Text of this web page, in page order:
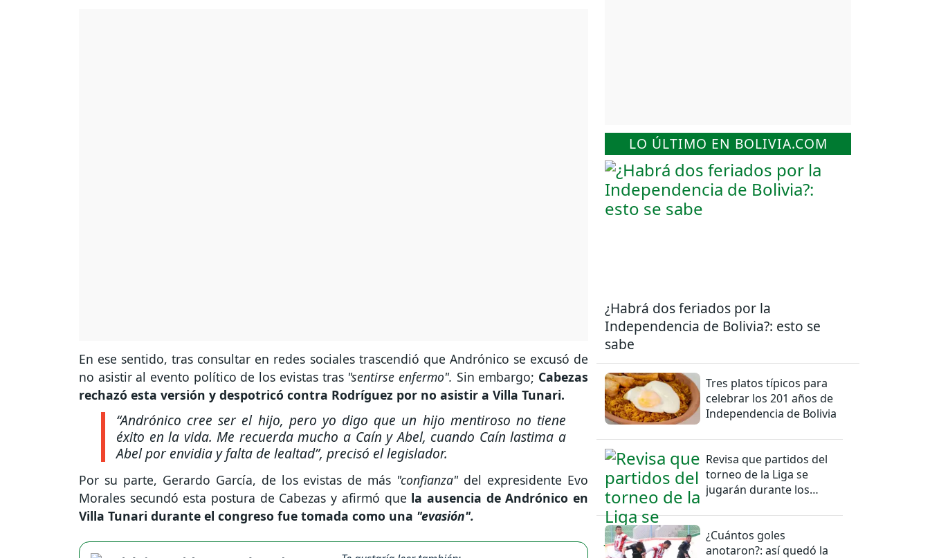
En ese sentido, tras consultar en redes sociales trascendió que Andrónico se excusó de
no asistir al evento político de los evistas tras"sentirse enfermo". Sin embargo; Cabezas
rechazó esta versión y despotricó contra Rodríguez por no asistir a Villa Tunari.
“Andrónico cree ser el hijo, pero yo digo que un hijo mentiroso no tiene
éxito en la vida. Me recuerda mucho a Caín y Abel, cuando Caín lastima a
Abel por envidia y falta de lealtad”, precisó el legislador.
Por su parte, Gerardo García, de los evistas de más "confianza"del expresidente Evo
Morales secundó esta postura de Cabezas y afirmó que la ausencia de Andrónico en
Villa Tunari durante el congreso fue tomada como una "evasión".
LO ÚLTIMO EN BOLIVIA.COM
¿Habrá dos feriados por la
Independencia de Bolivia?: esto se
sabe
Tres platos típicos para
celebrar los 201 años de
Independencia de Bolivia
Revisa que partidos del
torneo de la Liga se
jugarán durante los
¿Cuántos goles
anotaron?: así quedó la